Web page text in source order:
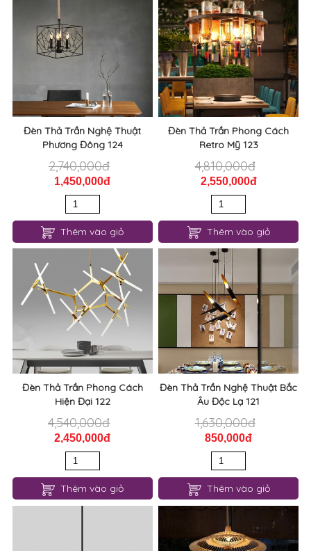
Đèn Thả Trần Nghệ Thuật
Phương Đông 124
2,740,000đ
1,450,000đ
Thêm vào giỏ
Đèn Thả Trần Phong Cách
Retro Mỹ 123
4,810,000đ
2,550,000đ
Thêm vào giỏ
Đèn Thả Trần Phong Cách
Hiện Đại 122
4,540,000đ
2,450,000đ
Thêm vào giỏ
Đèn Thả Trần Nghệ Thuật Bắc
Âu Độc Lạ 121
1,630,000đ
850,000đ
Thêm vào giỏ